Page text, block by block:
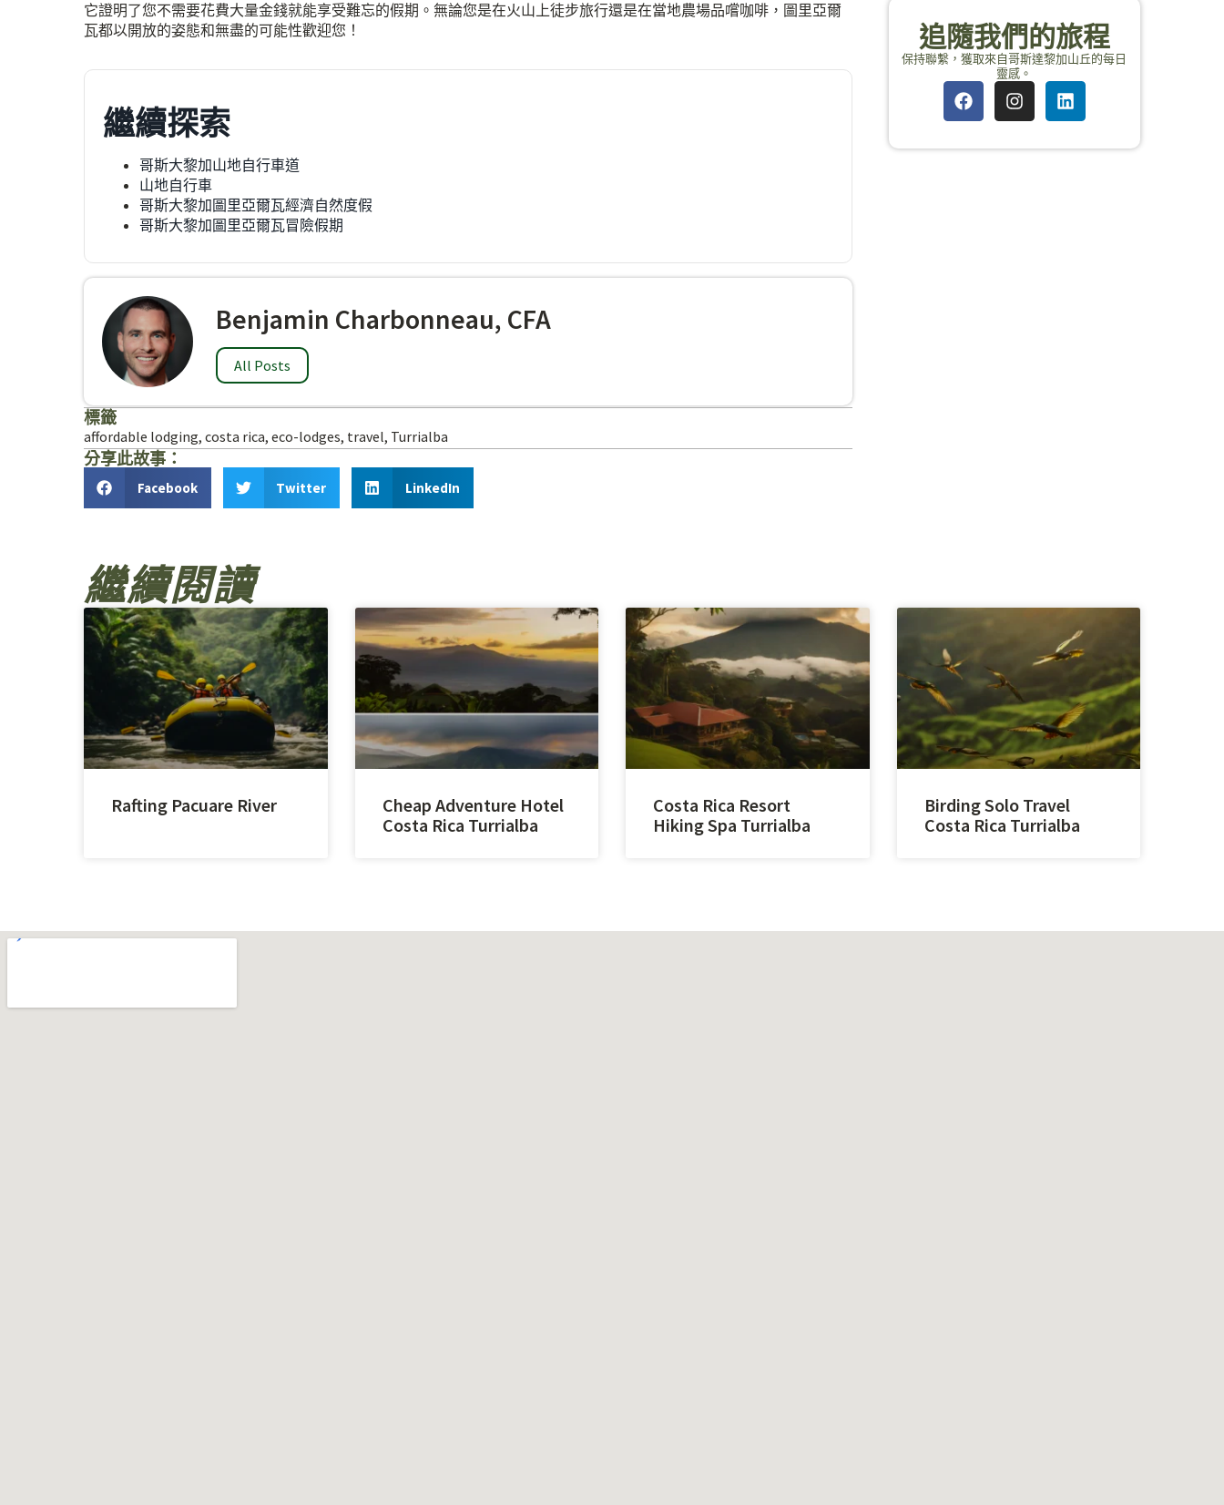
它證明了您不需要花費大量金錢就能享受難忘的假期。無論您是在火山上徒步旅行還是在當地農場品嚐咖啡，圖里亞爾
瓦都以開放的姿態和無盡的可能性歡迎您！
繼續探索
哥斯大黎加山地自行車道
山地自行車
哥斯大黎加圖里亞爾瓦經濟自然度假
哥斯大黎加圖里亞爾瓦冒險假期
Benjamin Charbonneau, CFA
All Posts
標籤
affordable lodging, costa rica, eco-lodges, travel, Turrialba
分享此故事：
Facebook Twitter LinkedIn
追隨我們的旅程
保持聯繫，獲取來自哥斯達黎加山丘的每日
靈感。
繼續閱讀
Rafting Pacuare River
Cheap Adventure Hotel
Costa Rica Turrialba
Costa Rica Resort
Hiking Spa Turrialba
Birding Solo Travel
Costa Rica Turrialba